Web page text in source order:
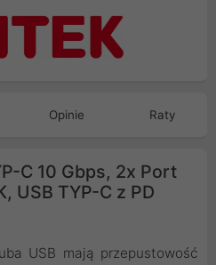
Opinie Raty
C 10 Gbps, 2x Port
USB TYP-C z PD
USB mają przepustowość